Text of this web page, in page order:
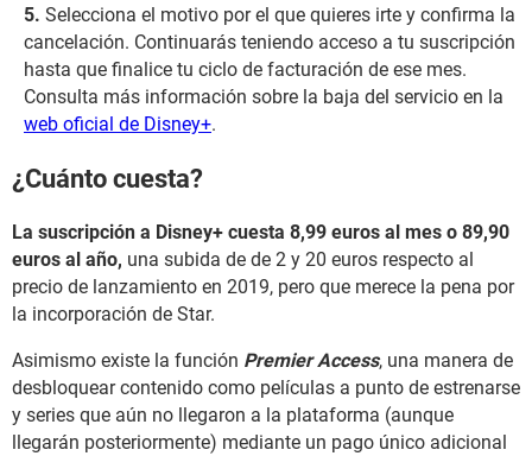
Selecciona el motivo por el que quieres irte y confirma la
cancelación. Continuarás teniendo acceso a tu suscripción
hasta que finalice tu ciclo de facturación de ese mes.
Consulta más información sobre la baja del servicio en la
web oficial de Disney+.
¿Cuánto cuesta?
La suscripción a Disney+ cuesta 8,99 euros al mes o 89,90
euros al año, una subida de de 2 y 20 euros respecto al
precio de lanzamiento en 2019, pero que merece la pena por
la incorporación de Star.
Asimismo existe la función Premier Access, una manera de
desbloquear contenido como películas a punto de estrenarse
y series que aún no llegaron a la plataforma (aunque
llegarán posteriormente) mediante un pago único adicional